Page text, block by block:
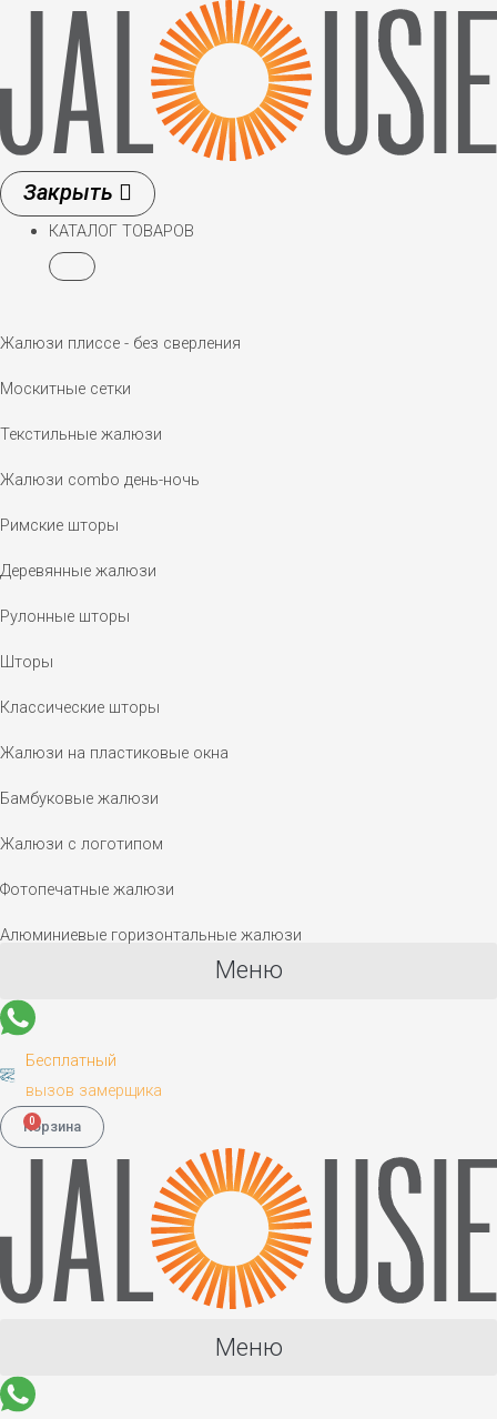
Перейти
содержимому
КАТАЛОГ ТОВАРОВ
Жалюзи плиссе - без сверления
Москитные сетки
Текстильные жалюзи
Жалюзи combo день-ночь
Римские шторы
Деревянные жалюзи
Рулонные шторы
Шторы
Классические шторы
Жалюзи на пластиковые окна
Бамбуковые жалюзи
Жалюзи с логотипом
Фотопечатные жалюзи
Алюминиевые горизонтальные жалюзи
Меню
Бесплатный
вызов замерщика
0
Корзина
Меню